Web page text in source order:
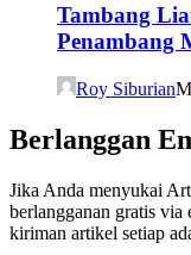
Tambang
Penambang
Roy Siburian
Berlanggan
Jika Anda menyukai
berlangganan gratis via
kiriman artikel setiap